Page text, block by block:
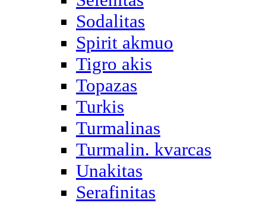
Sodalitas
Spirit akmuo
Tigro akis
Topazas
Turkis
Turmalinas
Turmalin. kvarcas
Unakitas
Serafinitas